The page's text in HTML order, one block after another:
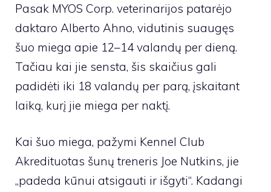
Pasak MYOS Corp. veterinarijos patarėjo
daktaro Alberto Ahno, vidutinis suaugęs
šuo miega apie 12–14 valandų per dieną.
Tačiau kai jie sensta, šis skaičius gali
padidėti iki 18 valandų per parą, įskaitant
laiką, kurį jie miega per naktį.
Kai šuo miega, pažymi Kennel Club
Akredituotas šunų treneris Joe Nutkins, jie
„padeda kūnui atsigauti ir išgyti“. Kadangi